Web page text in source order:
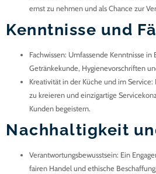
ernst zu nehmen und als Chance zur
Kenntnisse und
Fachwissen: Umfassende Kenntnisse in
Getränkekunde, Hygienevorschriften
Kreativität in der Küche und im Service:
zu kreieren und einzigartige
Kunden begeistern.
Nachhaltigkeit
Verantwortungsbewusstsein: Ein
fairen Handel und ethische